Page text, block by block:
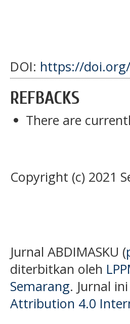
DOI: https://
REFBACKS
There are
Copyright (c) 2021
Jurnal ABDIMASKU (
diterbitkan oleh
Semarang. Jurnal
Attribution 4.0